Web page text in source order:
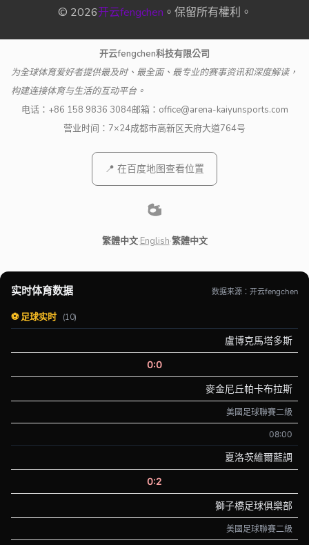
© 2026开云fengchen 。保留所有權利。
开云fengchen科技有限公司
为全球体育爱好者提供最及时、最全面、最专业的赛事资讯和深度解读，
构建连接体育与生活的互动平台。
电话： +86 158 9836 3084邮箱： office@arena-kaiyunsports.com
营业时间：7×24成都市高新区天府大道764号
📍 在百度地图查看位置
繁體中文·English·繁體中文
实时体育数据 数据来源：开云fengchen
⚽ 足球实时 (10)
盧博克馬塔多斯
0:0
麥金尼丘帕卡布拉斯
美國足球聯賽二級
08:00
夏洛茨維爾藍調
0:2
獅子橋足球俱樂部
美國足球聯賽二級